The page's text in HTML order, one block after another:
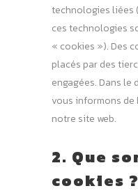
technologies liées
ces technologies
« cookies »). Des
placés par des
engagées. Dans
vous informons
notre site web.
2. Que
cookies ?